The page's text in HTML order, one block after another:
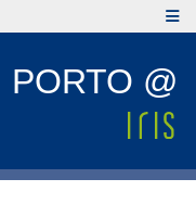
PORTO @